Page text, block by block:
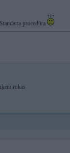
procedūra
rokās